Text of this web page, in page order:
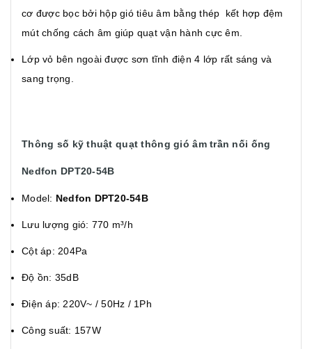
cơ được bọc bởi hộp gió tiêu âm bằng thép kết hợp đệm
mút chống cách âm giúp quạt vận hành cực êm.
Lớp vỏ bên ngoài được sơn tĩnh điện 4 lớp rất sáng và
sang trọng.
Thông số kỹ thuật quạt thông gió âm trần nối ống
Nedfon DPT20-54B
Model: Nedfon DPT20-54B
Lưu lượng gió: 770 m³/h
Cột áp: 204Pa
Độ ồn: 35dB
Điện áp: 220V~ / 50Hz / 1Ph
Công suất: 157W